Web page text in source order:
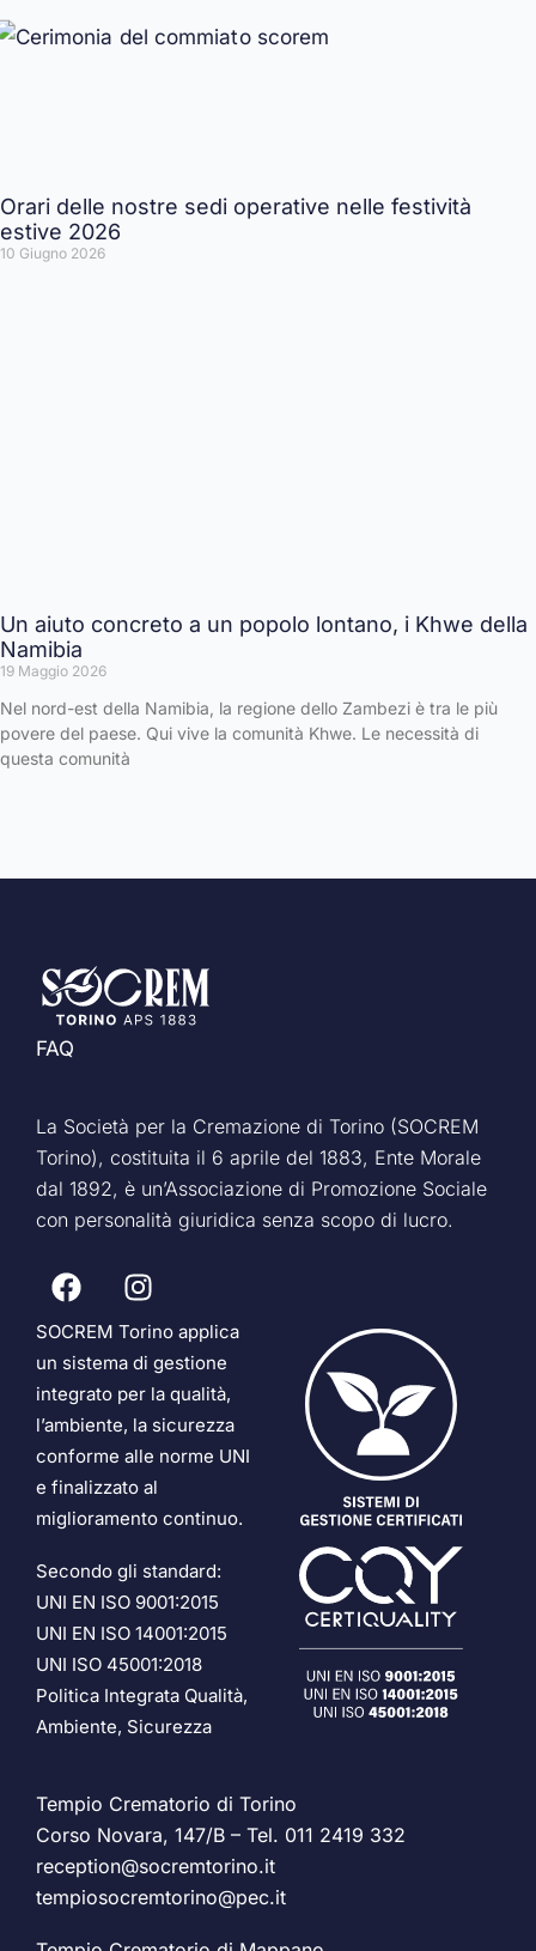
Orari delle nostre sedi operative nelle festività
estive 2026
10 Giugno 2026
Un aiuto concreto a un popolo lontano, i Khwe della
Namibia
19 Maggio 2026
Nel nord-est della Namibia, la regione dello Zambezi è tra le più
povere del paese. Qui vive la comunità Khwe. Le necessità di
questa comunità
FAQ
La Società per la Cremazione di Torino (SOCREM
Torino), costituita il 6 aprile del 1883, Ente Morale
dal 1892, è un’Associazione di Promozione Sociale
con personalità giuridica senza scopo di lucro.
SOCREM Torino applica
un sistema di gestione
integrato per la qualità,
l’ambiente, la sicurezza
conforme alle norme UNI
e finalizzato al
miglioramento continuo.
Secondo gli standard:
UNI EN ISO 9001:2015
UNI EN ISO 14001:2015
UNI ISO 45001:2018
Politica Integrata Qualità,
Ambiente, Sicurezza
Tempio Crematorio di Torino
Corso Novara, 147/B – Tel. 011 2419 332
reception@socremtorino.it
tempiosocremtorino@pec.it